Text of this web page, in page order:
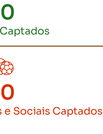
0
Sociais Captados
0